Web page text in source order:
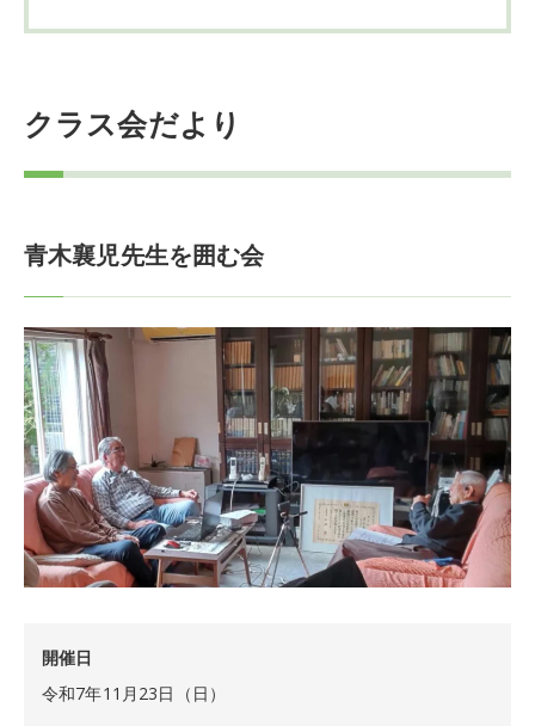
クラス会だより
青木襄児先生を囲む会
開催日
令和7年11月23日（日）